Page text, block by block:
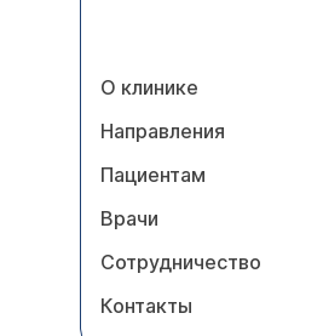
О клинике
Направления
Пациентам
Врачи
Сотрудничество
Контакты